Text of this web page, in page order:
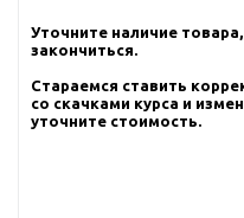
Уточните наличие
закончиться.
Стараемся ставить
со скачками курса и
уточните стоимость.